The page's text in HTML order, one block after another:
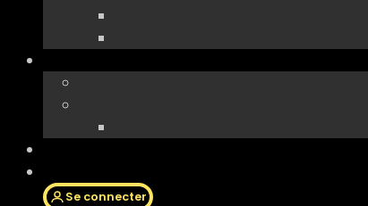
Se connecter